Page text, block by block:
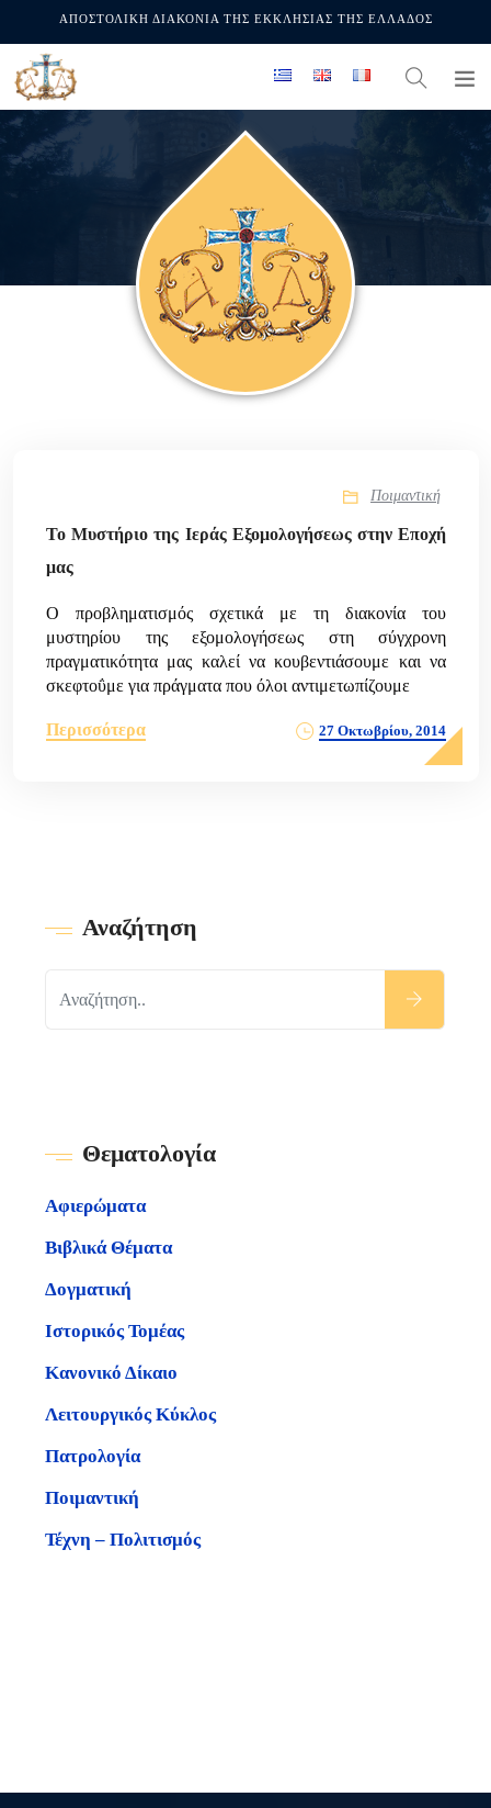
ΑΠΟΣΤΟΛΙΚΗ ΔΙΑΚΟΝΙΑ ΤΗΣ ΕΚΚΛΗΣΙΑΣ ΤΗΣ ΕΛΛΑΔΟΣ
Ποιμαντική
Το Μυστήριο της Ιεράς Εξομολογήσεως στην Εποχή
μας
Ο προβληματισμός σχετικά με τη διακονία του
μυστηρίου της εξομολογήσεως στη σύγχρονη
πραγματικότητα μας καλεί να κουβεντιάσουμε και να
σκεφτοΰμε για πράγματα που όλοι αντιμετωπίζουμε
Περισσότερα 27 Οκτωβρίου, 2014
Αναζήτηση
Θεματολογία
Αφιερώματα
Βιβλικά Θέματα
Δογματική
Ιστορικός Τομέας
Κανονικό Δίκαιο
Λειτουργικός Κύκλος
Πατρολογία
Ποιμαντική
Τέχνη – Πολιτισμός